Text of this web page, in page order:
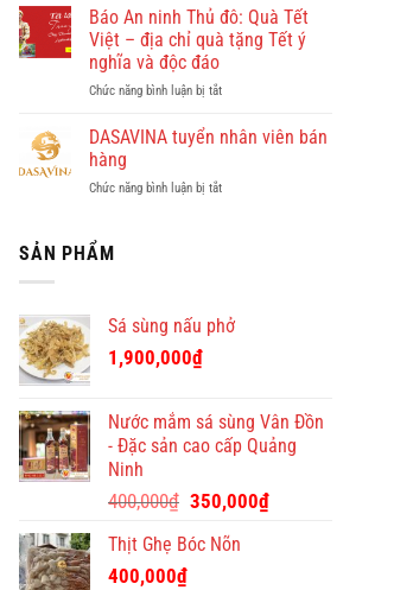
–
Báo
Bình
Online
tin
cho
thuê
giúp
theo
ở
giá
khảo
quà
tết
cấp
doanh
độc
Báo An ninh Thủ đô: Quà Tết
Việt – địa chỉ quà tặng Tết ý
nghĩa và độc đáo
Chức năng bình luận bị tắtở
An
đô:
quà
nghĩa
và
độc
DASAVINA tuyển nhân viên bán
hàng
Chức năng bình luận bị tắtở
SẢN PHẨM
Sá sùng nấu phở
1,900,000₫
Nước mắm sá sùng Vân Đồn
- Đặc sản cao cấp Quảng
Ninh
400,000₫ Giá
là:
350,000₫Giá
Thịt Ghẹ Bóc Nõn
400,000₫